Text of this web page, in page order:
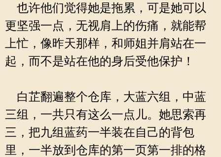
也许他们觉得她是拖累，可是她可以
更坚强一点，无视肩上的伤痛，就能帮
上忙，像昨天那样，和师姐并肩站在一
起，而不是站在他的身后受他保护！
白芷翻遍整个仓库，大蓝六组，中蓝
三组，一共只有这么一点儿。她思索再
三，把九组蓝药一半装在自己的背包
里，一半放到仓库的第一页第一排的格